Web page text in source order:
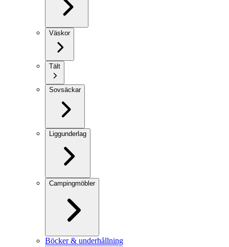
Väskor
Tält
Sovsäckar
Liggunderlag
Campingmöbler
Böcker & underhållning